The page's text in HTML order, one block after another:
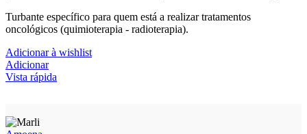
Turbante específico para quem está a realizar tratamentos
oncológicos (quimioterapia - radioterapia).
Adicionar à wishlist
Adicionar
Vista rápida